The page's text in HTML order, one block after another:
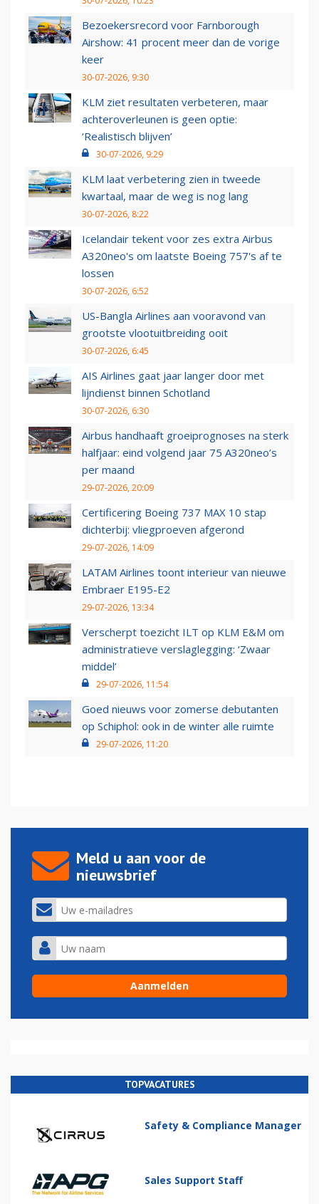
Bezoekersrecord voor Farnborough
Airshow: 41 procent meer dan de vorige
keer
30-07-2026, 9:30
KLM ziet resultaten verbeteren, maar
achteroverleunen is geen optie:
‘Realistisch blijven’
30-07-2026, 9:29
KLM laat verbetering zien in tweede
kwartaal, maar de weg is nog lang
30-07-2026, 8:22
Icelandair tekent voor zes extra Airbus
A320neo's om laatste Boeing 757's af te
lossen
30-07-2026, 6:52
US-Bangla Airlines aan vooravond van
grootste vlootuitbreiding ooit
30-07-2026, 6:45
AIS Airlines gaat jaar langer door met
lijndienst binnen Schotland
30-07-2026, 6:30
Airbus handhaaft groeiprognoses na sterk
halfjaar: eind volgend jaar 75 A320neo’s
per maand
29-07-2026, 20:09
Certificering Boeing 737 MAX 10 stap
dichterbij: vliegproeven afgerond
29-07-2026, 14:09
LATAM Airlines toont interieur van nieuwe
Embraer E195-E2
29-07-2026, 13:34
Verscherpt toezicht ILT op KLM E&M om
administratieve verslaglegging: ‘Zwaar
middel’
29-07-2026, 11:54
Goed nieuws voor zomerse debutanten
op Schiphol: ook in de winter alle ruimte
29-07-2026, 11:20
Meld u aan voor de
nieuwsbrief
TOPVACATURES
Safety & Compliance Manager
Sales Support Staff